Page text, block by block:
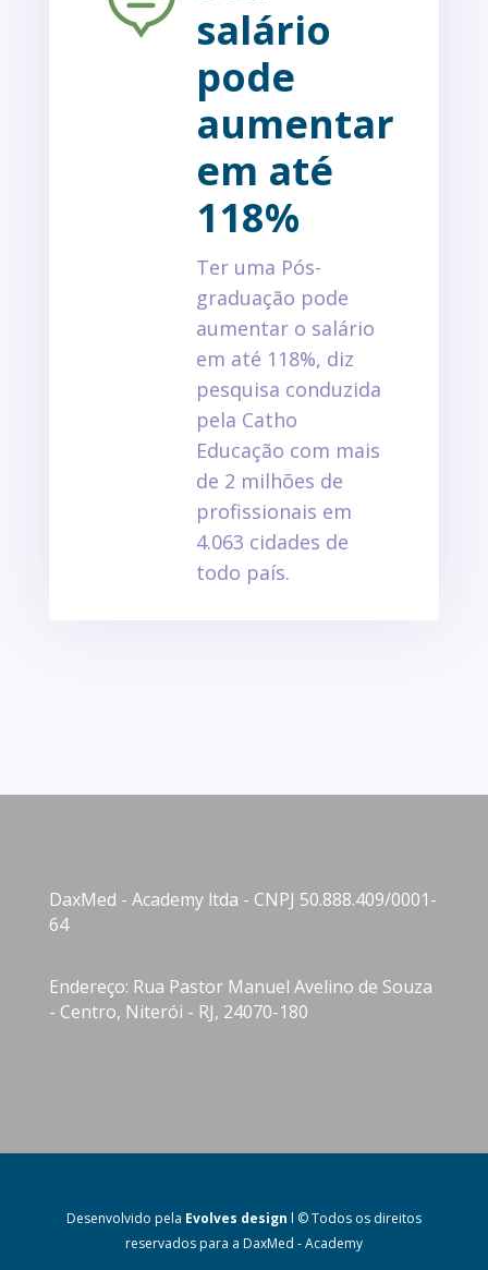
salário
pode
aumentar
em até
118%
Ter uma Pós-
graduação pode
aumentar o salário
em até 118%, diz
pesquisa conduzida
pela Catho
Educação com mais
de 2 milhões de
profissionais em
4.063 cidades de
todo país.
DaxMed - Academy ltda - CNPJ 50.888.409/0001-
64
Endereço: Rua Pastor Manuel Avelino de Souza
- Centro, Niterói - RJ, 24070-180
Desenvolvido pela Evolves design l © Todos os direitos
reservados para a DaxMed - Academy